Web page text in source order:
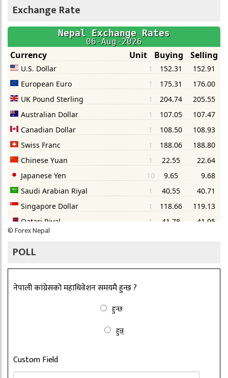
Exchange Rate
©Forex Nepal
POLL
नेपाली कांग्रेसको महाधिवेशन समयमै हुन्छ ?
हुन्छ
हुन्न्
Custom Field